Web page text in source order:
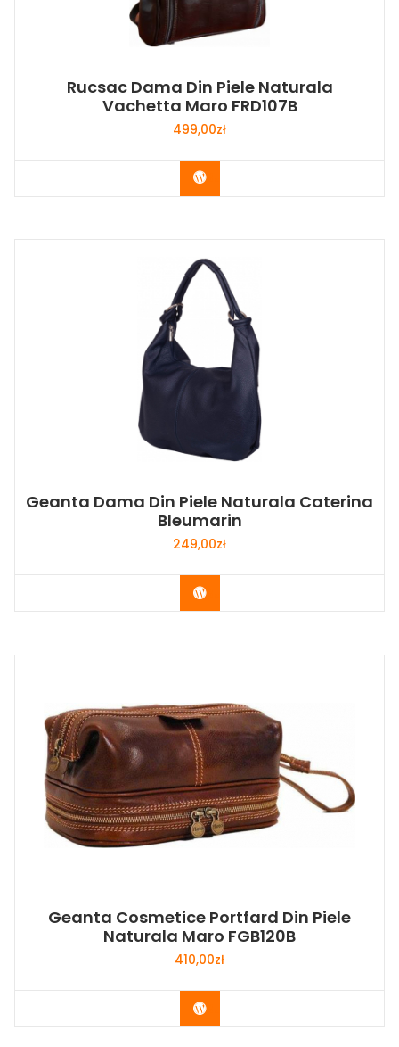
Rucsac Dama Din Piele Naturala
Vachetta Maro FRD107B
499,00zł
Buy Now
Geanta Dama Din Piele Naturala Caterina
Bleumarin
249,00zł
Buy Now
Geanta Cosmetice Portfard Din Piele
Naturala Maro FGB120B
410,00zł
Buy Now